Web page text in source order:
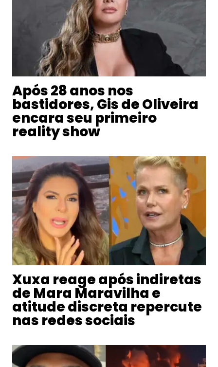
Após 28 anos nos
bastidores, Gis de Oliveira
encara seu primeiro
reality show
Xuxa reage após indiretas
de Mara Maravilha e
atitude discreta repercute
nas redes sociais